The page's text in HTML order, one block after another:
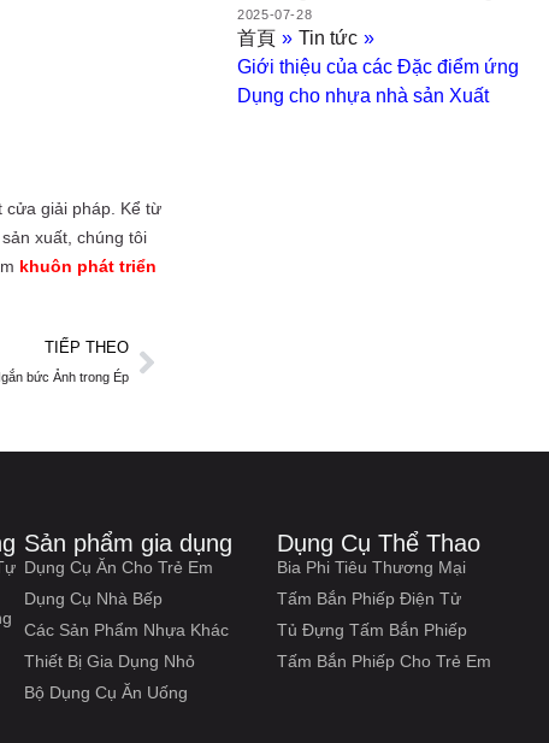
cửa giải pháp. Kể từ
xuất, chúng tôi
khuôn phát triển
TIẾP THEO
bức Ảnh trong Ép
2025-07-28
首頁 » Tin tức »
Giới thiệu của các Đặc điểm ứng
Dụng cho nhựa nhà sản Xuất
Sản phẩm gia dụng
Dụng Cụ Ăn Cho Trẻ Em
Dụng Cụ Nhà Bếp
Các Sản Phẩm Nhựa Khác
Thiết Bị Gia Dụng Nhỏ
Bộ Dụng Cụ Ăn Uống
Dụng Cụ Thể Thao
Bia Phi Tiêu Thương Mại
Tấm Bắn Phiếp Điện Tử
Tủ Đựng Tấm Bắn Phiếp
Tấm Bắn Phiếp Cho Trẻ Em